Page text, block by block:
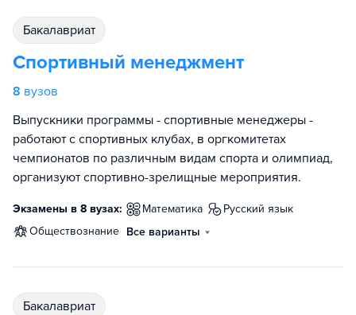
бакалавриат
Спортивный менеджмент
8 вузов
Выпускники программы - спортивные менеджеры -
работают с спортивных клубах, в оргкомитетах
чемпионатов по различным видам спорта и олимпиад,
организуют спортивно-зрелищные мероприятия.
Экзамены в 8 вузах: математика
русский язык
обществознание Все варианты
бакалавриат